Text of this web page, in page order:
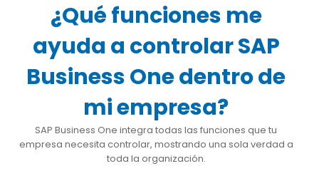
¿Qué funciones me
ayuda a controlar SAP
Business One dentro de
mi empresa?
SAP Business One integra todas las funciones que tu
empresa necesita controlar, mostrando una sola verdad a
toda la organización.